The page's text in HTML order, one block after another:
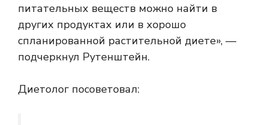
питательных веществ можно найти в
других продуктах или в хорошо
спланированной растительной диете», —
подчеркнул Рутенштейн.
Диетолог посоветовал: